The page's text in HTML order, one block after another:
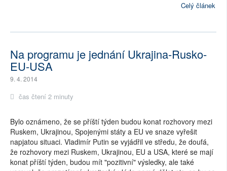
Celý článek
Na programu je jednání Ukrajina-Rusko-
EU-USA
9. 4. 2014
čas čtení 2 minuty
Bylo oznámeno, že se příští týden budou konat rozhovory mezi
Ruskem, Ukrajinou, Spojenými státy a EU ve snaze vyřešit
napjatou situaci. Vladimír Putin se vyjádřil ve středu, že doufá,
že rozhovory mezi Ruskem, Ukrajinou, EU a USA, které se mají
konat příští týden, budou mít "pozitivní" výsledky, ale také